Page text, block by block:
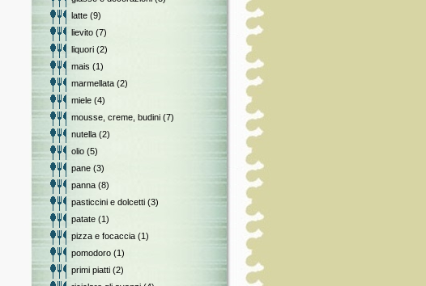
latte (9)
lievito (7)
liquori (2)
mais (1)
marmellata (2)
miele (4)
mousse, creme, budini (7)
nutella (2)
olio (5)
pane (3)
panna (8)
pasticcini e dolcetti (3)
patate (1)
pizza e focaccia (1)
pomodoro (1)
primi piatti (2)